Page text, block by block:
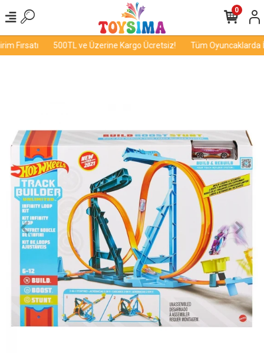
Fırsatı 500TL ve Üzerine Kargo Ücretsiz! Tüm Oyuncaklarda
0